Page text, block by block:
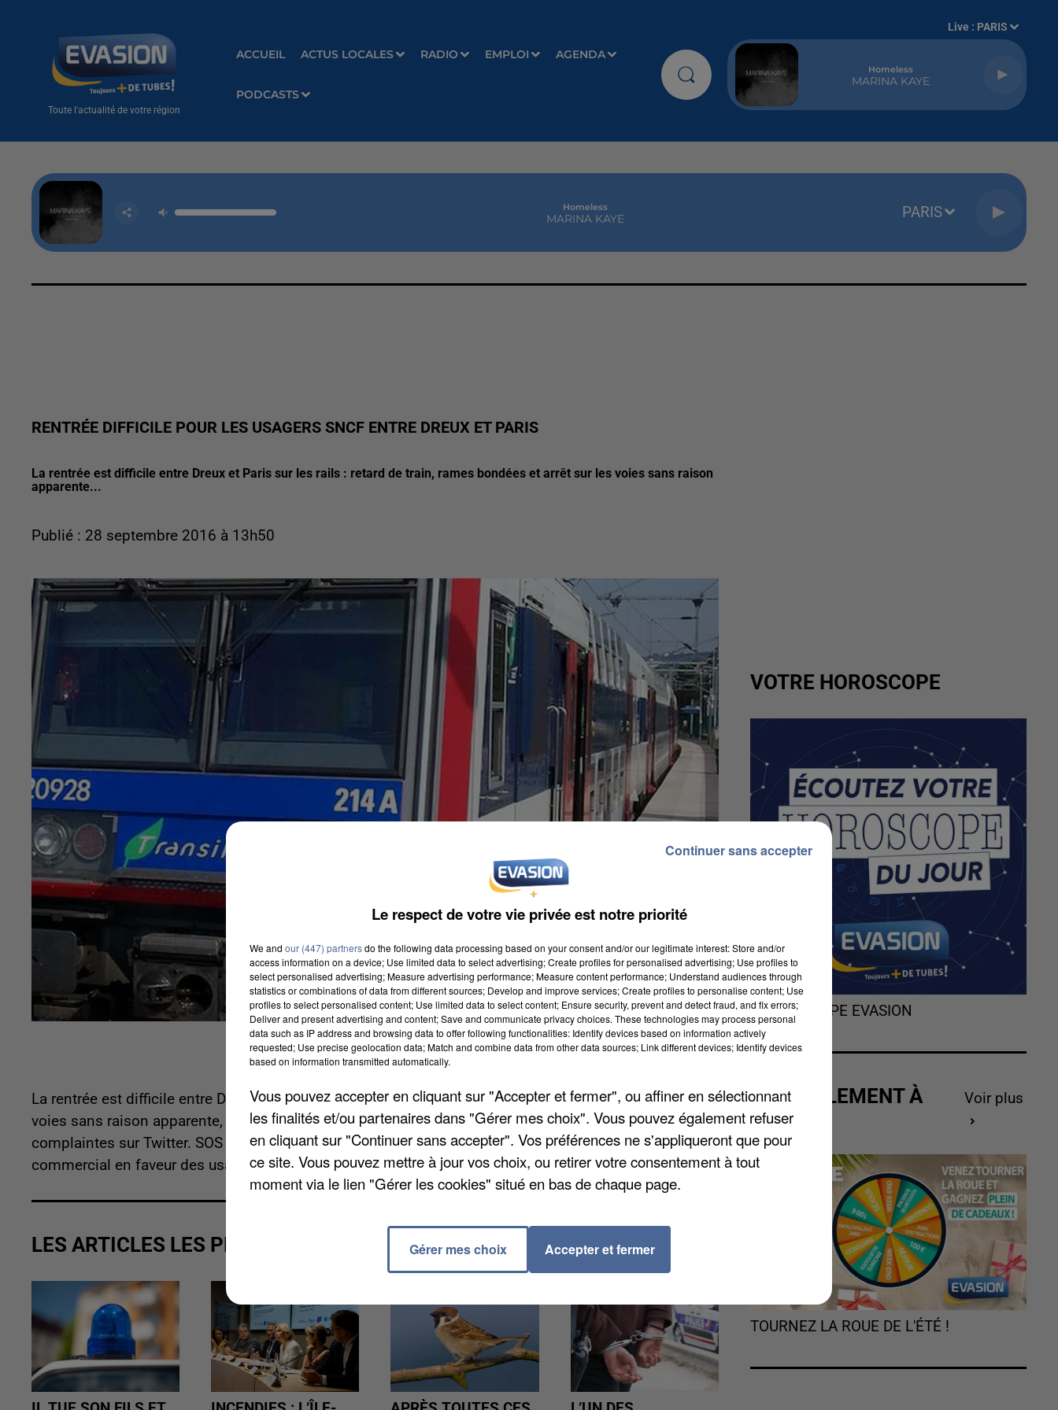
Toute l'actualité de votre région
ACCUEIL ACTUS LOCALES RADIO EMPLOI AGENDA
PODCASTS
Live : PARIS
Homeless
MARINA KAYE
Homeless
MARINA KAYE PARIS
RENTRÉE DIFFICILE POUR LES USAGERS SNCF ENTRE DREUX ET PARIS
La rentrée est difficile entre Dreux et Paris sur les rails : retard de train, rames bondées et arrêt sur les voies sans raison
apparente...
Publié : 28 septembre 2016 à 13h50
La rentrée est difficile entre Dreux et Paris sur les rails : retard de train, rames bondées et arrêt sur les
voies sans raison apparente, c'est apparemment le quotidien de ces voyageurs, en témoigne les
complaintes sur Twitter. SOS usagers a annoncé monter au créneau pour que la SNCF fasse un geste
commercial en faveur des usagers.
LES ARTICLES LES PLUS VUS
VOTRE HOROSCOPE
L'HOROSCOPE EVASION
ACTUELLEMENT À
GAGNER
Voir plus
TOURNEZ LA ROUE DE L'ÉTÉ !
Le respect de votre vie privée est notre priorité
We and our (447) partnersdo the following data processing based on your consent and/or our legitimate interest: Store and/or
access information on a device; Use limited data to select advertising; Create profiles for personalised advertising; Use profiles to
select personalised advertising; Measure advertising performance; Measure content performance; Understand audiences through
statistics or combinations of data from different sources; Develop and improve services; Create profiles to personalise content; Use
profiles to select personalised content; Use limited data to select content; Ensure security, prevent and detect fraud, and fix errors;
Deliver and present advertising and content; Save and communicate privacy choices. These technologies may process personal
data such as IP address and browsing data to offer following functionalities: Identify devices based on information actively
requested; Use precise geolocation data; Match and combine data from other data sources; Link different devices; Identify devices
based on information transmitted automatically.
Vous pouvez accepter en cliquant sur "Accepter et fermer", ou affiner en sélectionnant
les finalités et/ou partenaires dans "Gérer mes choix". Vous pouvez également refuser
en cliquant sur "Continuer sans accepter". Vos préférences ne s'appliqueront que pour
ce site. Vous pouvez mettre à jour vos choix, ou retirer votre consentement à tout
moment via le lien "Gérer les cookies" situé en bas de chaque page.
Gérer mes choix Accepter et fermer
Continuer sans accepter